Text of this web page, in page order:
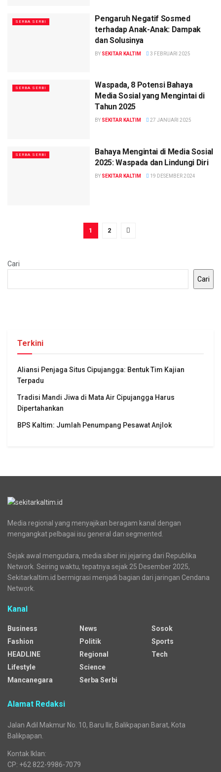
SERBA SERBI
Pengaruh Negatif Sosmed
terhadap Anak-Anak: Dampak
dan Solusinya
BY SEKITAR KALTIM 3 FEBRUARI 2025
SERBA SERBI
Waspada, 8 Potensi Bahaya
Media Sosial yang Mengintai di
Tahun 2025
BY SEKITAR KALTIM 27 JANUARI 2025
SERBA SERBI
Bahaya Mengintai di Media Sosial
2025: Waspada dan Lindungi Diri
BY SEKITAR KALTIM 19 DESEMBER 2024
1 2
Cari
Cari
Terkini
Aliansi Penjaga Situs Cipujangga: Bentuk Tim Kajian
Terpadu
Tradisi Mandi Jiwa di Mata Air Cipujangga Harus
Dipertahankan
BPS Kaltim: Jumlah Penumpang Pesawat Anjlok
Media regional yang menyajikan beragam kanal dengan
mengangkat pelbagai isu general dan segmented.
Sejak awal mengudara, media siber ini jejaring dari Republika
Network. Seiring waktu, tepatnya sejak 25 Desember 2025,
Sekitarkaltim.id bermigrasi menjadi bagian dari jaringan Cendana
Network.
Kanal
Business
Fashion
HEADLINE
Lifestyle
Mancanegara
News
Politik
Regional
Science
Serba Serbi
Sosok
Sports
Tech
Alamat Redaksi
Jalan Adil Makmur No. 10, Baru Ilir, Balikpapan Barat, Kota
Balikpapan.
Kontak Iklan:
CP: +62 822-9986-7079